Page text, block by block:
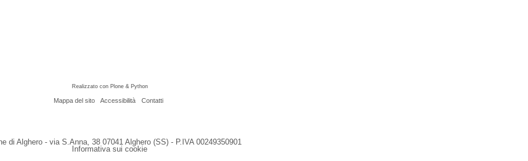
Realizzato con Plone & Python
Mappa del sito Accessibilità Contatti
di Alghero - via S.Anna, 38 07041 Alghero (SS) - P.IVA 00249350901
Informativa sui cookie